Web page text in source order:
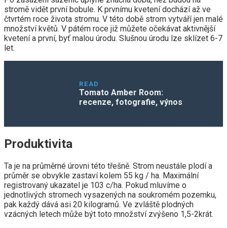
stromě vidět první bobule. K prvnímu kvetení dochází až ve
čtvrtém roce života stromu. V této době strom vytváří jen malé
množství květů. V pátém roce již můžete očekávat aktivnější
kvetení a první, byť malou úrodu. Slušnou úrodu lze sklízet 6-7
let.
READ
Tomato Amber Room:
recenze, fotografie, výnos
Produktivita
Ta je na průměrné úrovni této třešně. Strom neustále plodí a
průměr se obvykle zastaví kolem 55 kg / ha. Maximální
registrovaný ukazatel je 103 c/ha. Pokud mluvíme o
jednotlivých stromech vysazených na soukromém pozemku,
pak každý dává asi 20 kilogramů. Ve zvláště plodných
vzácných letech může být toto množství zvýšeno 1,5-2krát.